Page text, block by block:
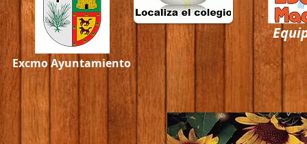
Excmo Ayuntamiento